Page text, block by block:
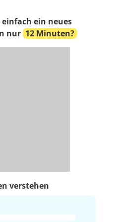
ein neues
nur 12 Minuten?
verstehen